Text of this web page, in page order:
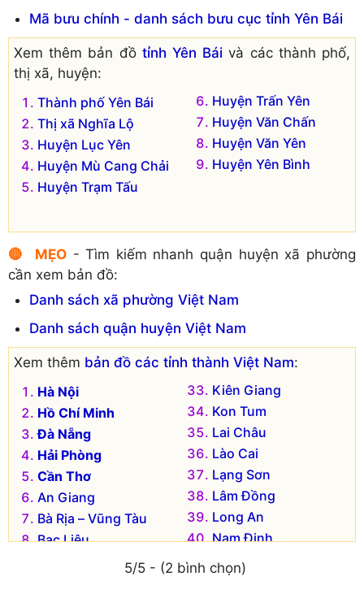
Xã Mai Sơn
Xã Minh Chuẩn
Xã Minh Tiến
Xã Vĩnh Lạc
Xã Yên Thắng
Mã bưu chính - danh sách bưu cục tỉnh Yên Bái
Xem thêm bản đồ tỉnh Yên Bái và các thành phố,
thị xã, huyện:
Thành phố Yên Bái
Thị xã Nghĩa Lộ
Huyện Lục Yên
Huyện Mù Cang Chải
Huyện Trạm Tấu
Huyện Trấn Yên
Huyện Văn Chấn
Huyện Văn Yên
Huyện Yên Bình
🔴 MẸO- Tìm kiếm nhanh quận huyện xã phường
cần xem bản đồ:
Danh sách xã phường Việt Nam
Danh sách quận huyện Việt Nam
Xem thêm bản đồ các tỉnh thành Việt Nam:
Hà Nội
Hồ Chí Minh
Đà Nẵng
Hải Phòng
Cần Thơ
An Giang
Bà Rịa – Vũng Tàu
Bạc Liêu
Kiên Giang
Kon Tum
Lai Châu
Lào Cai
Lạng Sơn
Lâm Đồng
Long An
Nam Định
Nghệ An
Ninh Bình
5/5 - (2 bình chọn)